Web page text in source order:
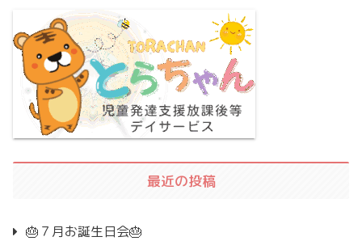
最近の投稿
🎂７月お誕生日会🎂